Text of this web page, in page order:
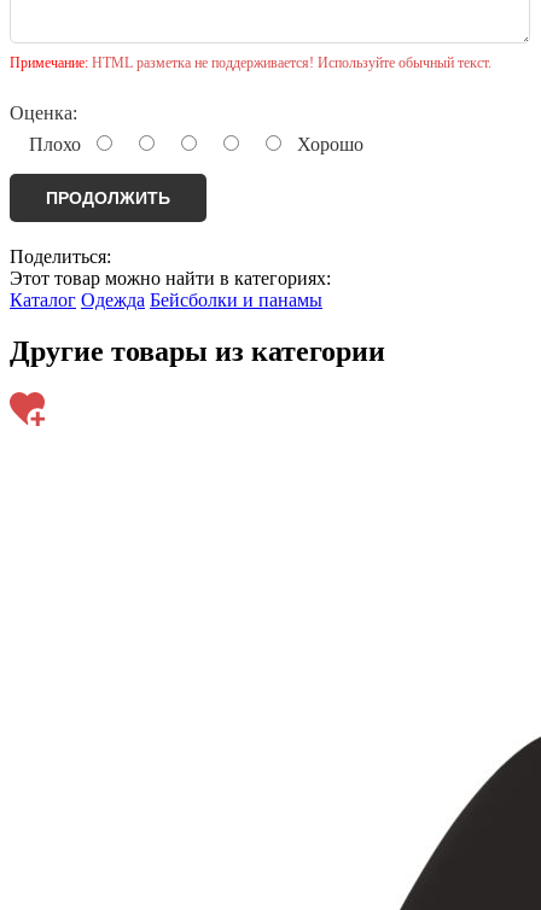
Примечание: HTML разметка не поддерживается! Используйте обычный текст.
Оценка:
Плохо
Хорошо
ПРОДОЛЖИТЬ
Поделиться:
Этот товар можно найти в категориях:
Каталог Одежда Бейсболки и панамы
Другие товары из категории